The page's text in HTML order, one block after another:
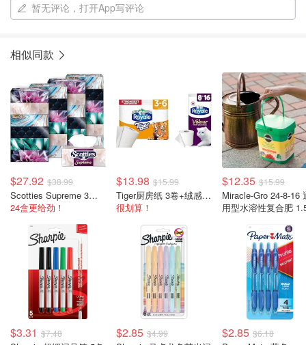
暂无评论，打开App写评论
相似同款
$27.92 $38.99
Scotties Supreme 3层面巾纸 24盒
24盒更给劲！
$13.98 $15.99
Tiger厨房纸 3卷+绒感卫生纸 8卷
很划算！
$12.35 $15.99
Miracle-Gro 24-8-16
用型水溶性复合肥
$3.31 $7.48 $2.85 $4.99 $2.85 $6.18